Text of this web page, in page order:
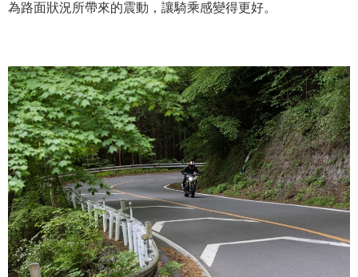
為路面狀況所帶來的震動，讓騎乘感變得更好。